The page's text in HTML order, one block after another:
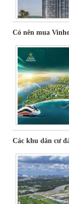
Có nên mua
Các khu dân cư